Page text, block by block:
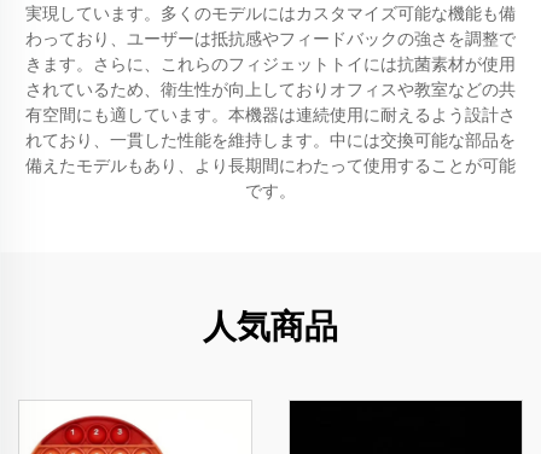
実現しています。多くのモデルにはカスタマイズ可能な機能も備
わっており、ユーザーは抵抗感やフィードバックの強さを調整で
きます。さらに、これらのフィジェットトイには抗菌素材が使用
されているため、衛生性が向上しておりオフィスや教室などの共
有空間にも適しています。本機器は連続使用に耐えるよう設計さ
れており、一貫した性能を維持します。中には交換可能な部品を
備えたモデルもあり、より長期間にわたって使用することが可能
です。
人気商品